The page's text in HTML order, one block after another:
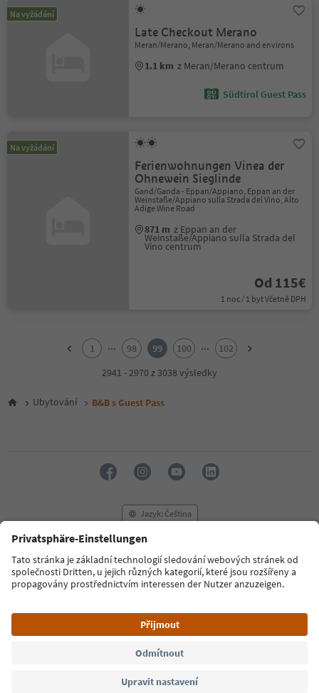
Na vyžádání
Late Checkout Merano
Meran/Merano, Meran/Merano and environs
1.1 km z Meran/Merano centrum
Südtirol Guest Pass
Na vyžádání
Ferienwohnungen Vinea der
Ohnewein Sieglinde
Gand/Ganda - Eppan/Appiano, Eppan an der
Weinstaße/Appiano sulla Strada del Vino, Alto
Adige Wine Road
871 m z Eppan an der
Weinstaße/Appiano sulla Strada del
Vino centrum
Od 115€
1 noc / 1 byt Včetně DPH
6
16
17
18
19
21
1 ... 98 99 100 ...
102
2941 - 2970 z 3038 výsledky
Ubytování B&B s Guest Pass
Jazyk: Čeština
FAQ Kontaktujte nás Tisk
MICE
Zásady ochrany osobních údajů
Podmínky a ujednání
Tiráž
Prohlášení o přístupnosti